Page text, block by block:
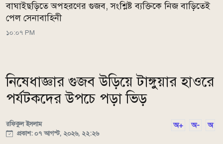
বাঘাইছড়িতে অপহরণের গুজব, সংশ্লিষ্ট ব্যক্তিকে নিজ বাড়িতেই
পেল সেনাবাহিনী
১০:০৭ PM
নিষেধাজ্ঞার গুজব উড়িয়ে টাঙ্গুয়ার হাওরে
পর্যটকদের উপচে পড়া ভিড়
রফিকুল ইসলাম
প্রকাশ: ০৭ আগস্ট, ২০২৬, ২২:২৬
অ+ অ- অ